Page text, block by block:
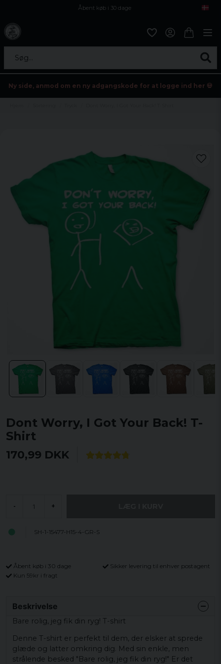
Åbent køb i 30 dage
Søg...
Ny side, anmod om en ny adgangskode for at logge ind her 💀
Dont Worry, I Got Your Back! T-
Shirt
170,99 DKK
- +
SH-1-15477-H15-4-GR-S
Åbent køb i 30 dage
Sikker levering til enhver postagent
Kun 59kr i fragt
Beskrivelse
Bare rolig, jeg fik din ryg! T-shirt
Denne T-shirt er perfekt til dem, der elsker at sprede
glæde og latter omkring dig. Med sin enkle, men
strålende besked "Bare rolig, jeg fik din ryg!" Er det